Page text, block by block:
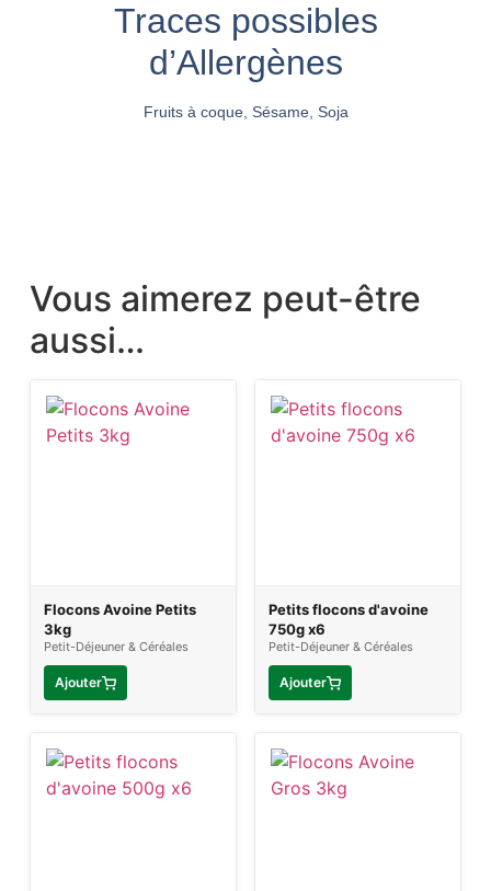
Traces possibles
d’Allergènes
Fruits à coque, Sésame, Soja
Vous aimerez peut-être
aussi…
Flocons Avoine Petits
3kg
Petit-Déjeuner & Céréales
Ajouter
Petits flocons d'avoine
750g x6
Petit-Déjeuner & Céréales
Ajouter